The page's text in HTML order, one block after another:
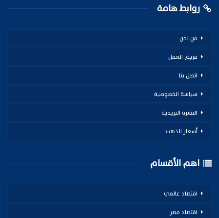
روابط هامة
من نحن
فريق العمل
اتصل بنا
سياسة الخصوصية
النشرة البريدية
أسعار الذهب
اهم الأقسام
اقتصاد عالمي
اقتصاد مصر